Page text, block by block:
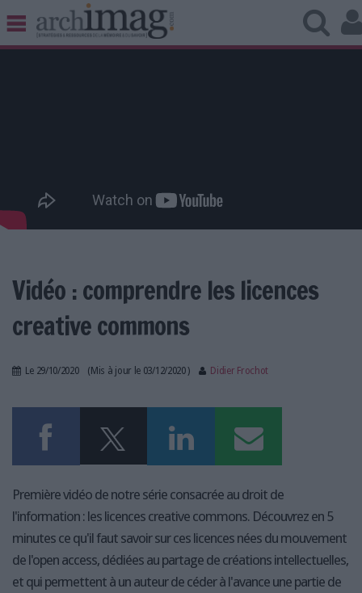
BIBLIOTHÈQUE ÉDITION
NUMÉRIQUE RESPONSABLE
LES DOSSIERS
LES NEWSLETTERS
LES GUIDES PRATIQUES
L'AGENDA
LES SUPPLÉMENTS
NOS OFFRES D'ABONNEMENTS
Vidéo : comprendre les licences
creative commons
Le 29/10/2020 (Mis à jour le 03/12/2020 ) Didier Frochot
Première vidéo de notre série consacrée au droit de
l'information : les licences creative commons. Découvrez en 5
minutes ce qu'il faut savoir sur ces licences nées du mouvement
de l'open access, dédiées au partage de créations intellectuelles,
et qui permettent à un auteur de céder à l'avance une partie de